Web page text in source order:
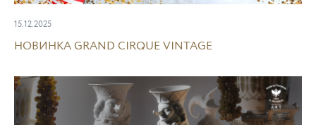
15.12.2025
НОВИНКА GRAND CIRQUE VINTAGE